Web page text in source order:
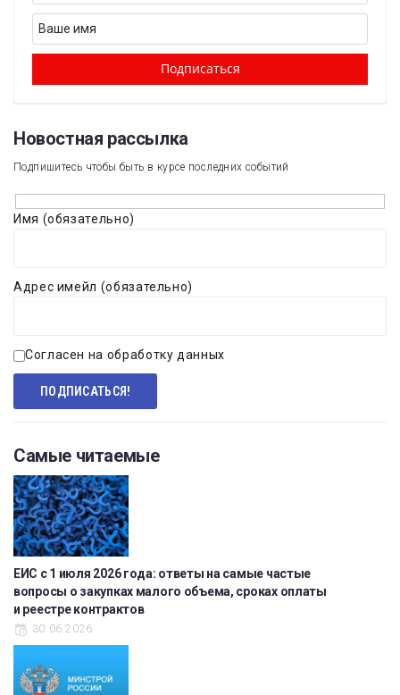
Новостная рассылка​
Подпишитесь чтобы быть в курсе последних событий
Имя (обязательно)
Адрес имейл (обязательно)
Согласен на обработку данных
Самые читаемые
ЕИС с 1 июля 2026 года: ответы на самые частые
вопросы о закупках малого объема, сроках оплаты
и реестре контрактов
30.06.2026